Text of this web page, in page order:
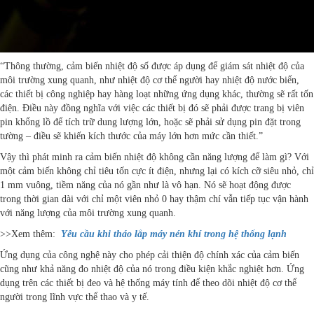
“Thông thường, cảm biến nhiệt độ số được áp dụng để giám sát nhiệt độ của
môi trường xung quanh, như nhiệt độ cơ thể người hay nhiệt độ nước biển,
các thiết bị công nghiệp hay hàng loạt những ứng dụng khác, thường sẽ rất tốn
điện. Điều này đồng nghĩa với việc các thiết bị đó sẽ phải được trang bị viên
pin khổng lồ để tích trữ dung lượng lớn, hoặc sẽ phải sử dụng pin đặt trong
tường – điều sẽ khiến kích thước của máy lớn hơn mức cần thiết.”
Vậy thì phát minh ra cảm biến nhiệt độ không cần năng lượng để làm gì? Với
một cảm biến không chỉ tiêu tốn cực ít điện, nhưng lại có kích cỡ siêu nhỏ, chỉ
1 mm vuông, tiềm năng của nó gần như là vô hạn. Nó sẽ hoạt động được
trong thời gian dài với chỉ một viên nhỏ 0 hay thậm chí vẫn tiếp tục vận hành
với năng lượng của môi trường xung quanh.
>>Xem thêm: Yêu cầu khi tháo lắp máy nén khí trong hệ thống lạnh
Ứng dụng của công nghệ này cho phép cải thiện độ chính xác của cảm biến
cũng như khả năng đo nhiệt độ của nó trong điều kiện khắc nghiệt hơn. Ứng
dụng trên các thiết bị đeo và hệ thống máy tính để theo dõi nhiệt độ cơ thể
người trong lĩnh vực thể thao và y tế.